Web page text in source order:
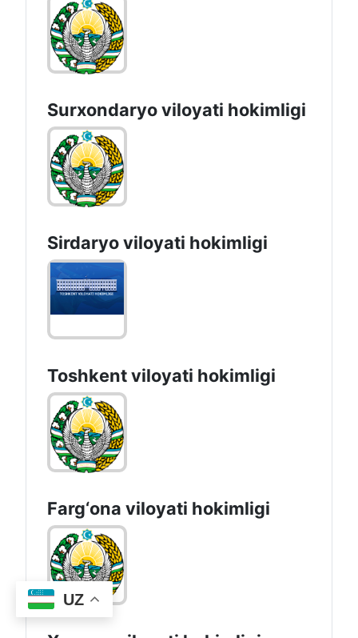
UZ
Surxondaryo vilоyati hоkimligi
Sirdaryo vilоyati hоkimligi
Toshkent vilоyati hоkimligi
Farg‘оnа vilоyati hоkimligi